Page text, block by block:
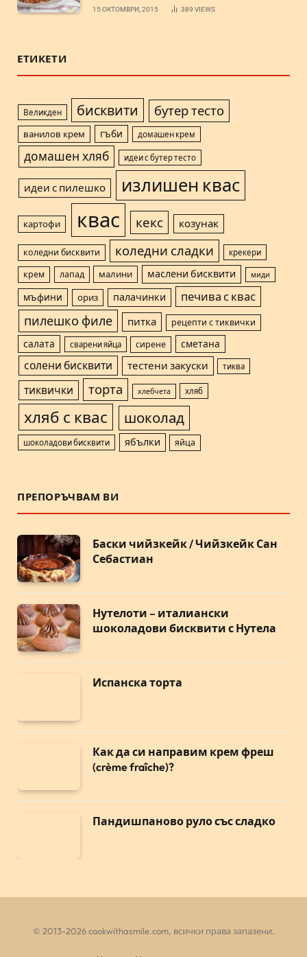
15 ОКТОМВРИ, 2015 389 VIEWS
ЕТИКЕТИ
Великден бисквити бутер тесто
ванилов крем гъби домашен крем
домашен хляб идеи с бутер тесто
идеи с пилешко излишен квас
картофи квас кекс козунак
коледни бисквити коледни сладки крекери
крем лапад малини маслени бисквити миди
мъфини ориз палачинки печива с квас
пилешко филе питка рецепти с тиквички
салата сварени яйца сирене сметана
солени бисквити тестени закуски тиква
тиквички торта хлебчета хляб
хляб с квас шоколад
шоколадови бисквити ябълки яйца
ПРЕПОРЪЧВАМ ВИ
Баски чийзкейк / Чийзкейк Сан
Себастиан
Нутелоти – италиански
шоколадови бисквити с Нутела
Испанска торта
Как да си направим крем фреш
(crème fraîche)?
Пандишпаново руло със сладко
© 2013-2026 cookwithasmile.com, всички права запазени.